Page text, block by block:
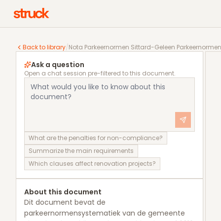
Back to library/Nota Parkeernormen Sittard-Geleen
Nota Parkeernormen Sittard-Geleen
Ask a question
Open a chat session pre-filtered to this document.
What are the penalties for non-compliance?
Summarize the main requirements
Which clauses affect renovation projects?
About this document
Dit document bevat de
parkeernormensystematiek van de gemeente